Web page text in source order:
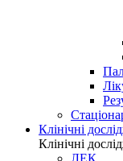
Клінічні
Клінічні
ЛЕК